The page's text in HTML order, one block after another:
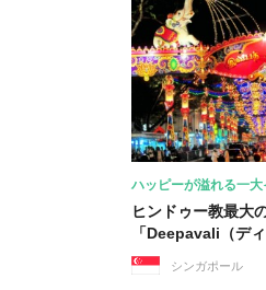
ハッピーが溢れる一大
ヒンドゥー教最大
「Deepavali（デ
シンガポール